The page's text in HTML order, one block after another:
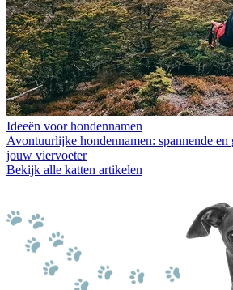
Ideeën voor hondennamen
Avontuurlijke hondennamen: spannende
jouw viervoeter
Bekijk alle katten artikelen